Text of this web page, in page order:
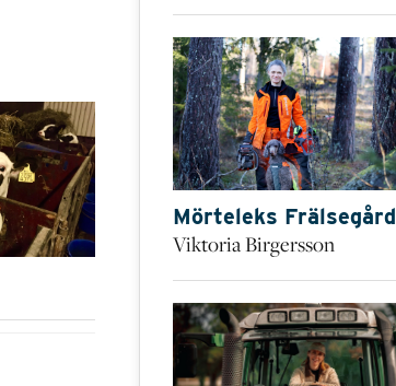
Mörteleks Frälsegård
Viktoria Birgersson